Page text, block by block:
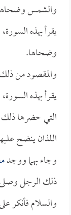
والشمس
يقرأ بهذه
وضحاها.
والمقصود من
يقرأ بهذه
التي حضرها ذلك
اللذان ينضح
وجاء بهما ووجد
ذلك الرجل وصلى
والسلام فأنكر